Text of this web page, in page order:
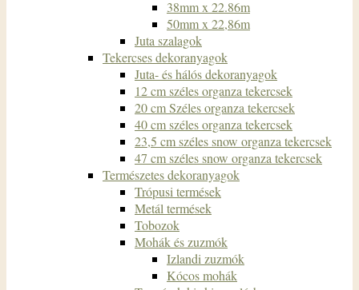
38mm x 22.86m
50mm x 22,86m
Juta szalagok
Tekercses dekoranyagok
Juta- és hálós dekoranyagok
12 cm széles organza tekercsek
20 cm Széles organza tekercsek
40 cm széles organza tekercsek
23,5 cm széles snow organza tekercsek
47 cm széles snow organza tekercsek
Természetes dekoranyagok
Trópusi termések
Metál termések
Tobozok
Mohák és zuzmók
Izlandi zuzmók
Kócos mohák